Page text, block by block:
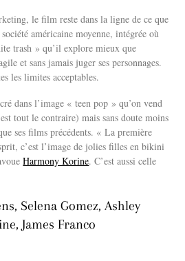
le film reste dans la ligne de ce que
américaine moyenne, intégrée où
trash » qu’il explore mieux que
et sans jamais juger ses personnages.
les limites acceptables.
dans l’image « teen pop » qu’on vend
tout le contraire) mais sans doute moins
ses films précédents. « La première
c’est l’image de jolies filles en bikini
Harmony Korine. C’est aussi celle
Selena Gomez, Ashley
James Franco